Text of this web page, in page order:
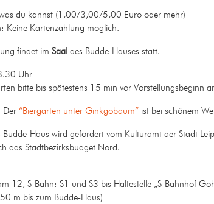
du kannst (1,00/3,00/5,00 Euro oder mehr)
Keine Kartenzahlung möglich.
findet im Saal des Budde-Hauses statt.
Uhr
bitte bis spätestens 15 min vor Vorstellungsbeginn
Der “Biergarten unter Ginkgobaum” ist bei schönem
Budde-Haus wird gefördert vom Kulturamt der Stadt
das Stadtbezirksbudget Nord.
12, S-Bahn: S1 und S3 bis Haltestelle „S-Bahnhof
m bis zum Budde-Haus)